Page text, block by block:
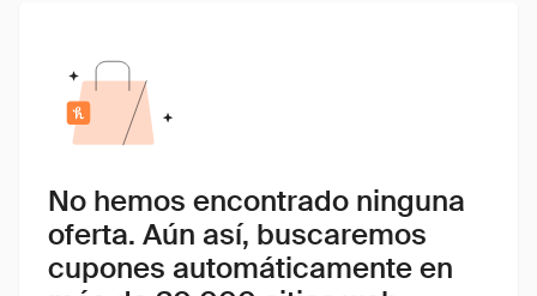
No hemos encontrado ninguna
oferta. Aún así, buscaremos
cupones automáticamente en